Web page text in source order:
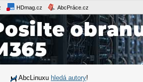
HDmag.cz AbcPráce.cz
AbcLinuxu hledá autory!